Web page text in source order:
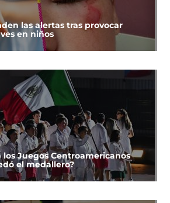
las alertas tras provocar
en niños
los Juegos Centroamericanos
el medallero?